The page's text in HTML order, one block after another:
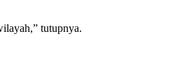
tutupnya.